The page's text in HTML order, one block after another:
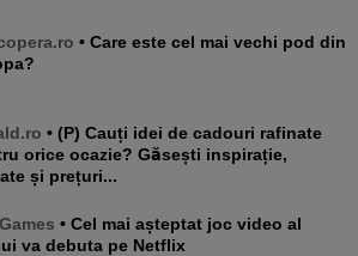
• Care este cel mai vechi pod din
• (P) Cauți idei de cadouri rafinate
orice ocazie? Găsești inspirație,
și prețuri...
• Cel mai așteptat joc video al
va debuta pe Netflix